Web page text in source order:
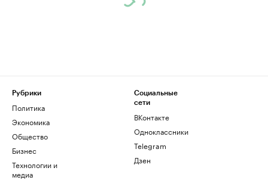
Рубрики
Политика
Экономика
Общество
Бизнес
Технологии и
медиа
Социальные
сети
ВКонтакте
Одноклассники
Telegram
Дзен